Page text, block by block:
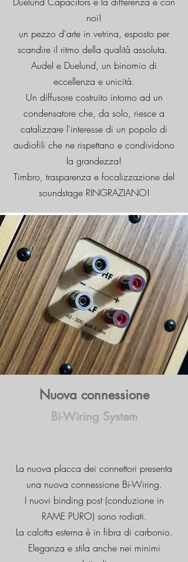
noi!
un pezzo d'arte in vetrina, esposto per
scandire il ritmo della qualità assoluta.
Audel e Duelund, un binomio di
eccellenza e unicità.
Un diffusore costruito intorno ad un
condensatore che, da solo, riesce a
catalizzare l'interesse di un popolo di
audiofili che ne rispettano e condividono
la grandezza!
Timbro, trasparenza e focalizzazione del
soundstage RINGRAZIANO!
Nuova connessione
Bi-Wiring System
La nuova placca dei connettori presenta
una nuova connessione Bi-Wiring.
I nuovi binding post (conduzione in
RAME PURO) sono rodiati.
La calotta esterna è in fibra di carbonio.
Eleganza e stila anche nei minimi